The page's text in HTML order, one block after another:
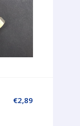
€2,89